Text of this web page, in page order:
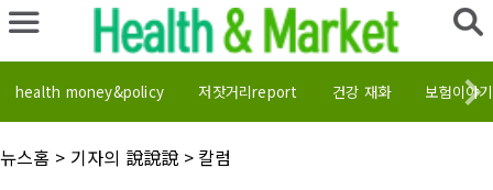
health money&policy 저잣거리report 건강 재화 보험이야기
채
널
뉴스홈 > 기자의 說說說 > 칼럼